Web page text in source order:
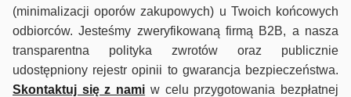
(minimalizacji oporów zakupowych) u Twoich końcowych
odbiorców. Jesteśmy zweryfikowaną firmą B2B, a nasza
transparentna polityka zwrotów oraz publicznie
udostępniony rejestr opinii to gwarancja bezpieczeństwa.
Skontaktuj się z nami w celu przygotowania bezpłatnej